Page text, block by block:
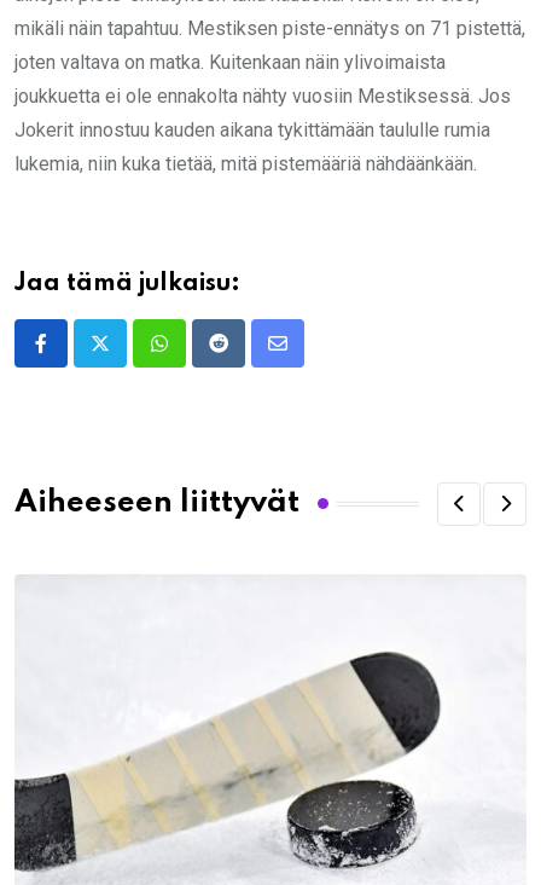
mikäli näin tapahtuu. Mestiksen piste-ennätys on 71 pistettä,
joten valtava on matka. Kuitenkaan näin ylivoimaista
joukkuetta ei ole ennakolta nähty vuosiin Mestiksessä. Jos
Jokerit innostuu kauden aikana tykittämään taululle rumia
lukemia, niin kuka tietää, mitä pistemääriä nähdäänkään.
Jaa tämä julkaisu:
WhatsappRedditShare
Aiheeseen liittyvät